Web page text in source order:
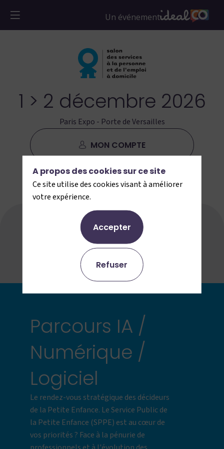
1 > 2 décembre 2026
Paris Expo - Porte de Versailles
MON COMPTE
JE M'INSCRIS
Programme
Parcours
Exposants
Villages
Partenaires
Infos pratiques
Presse
Parcours IA /
Numérique /
Logiciel
Le rendez-vous stratégique des décideurs
de la Petite Enfance. Le Service Public de
la Petite Enfance (SPPE) est au cœur de
vos priorités ? Face à la pénurie de
A propos des cookies sur ce site
Ce site utilise des cookies visant à améliorer
votre expérience.
Accepter
Refuser